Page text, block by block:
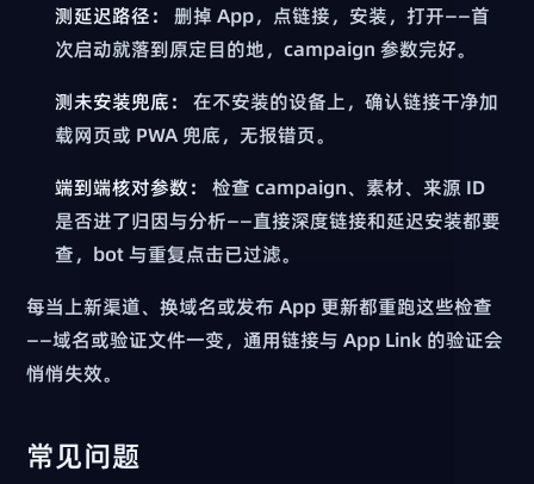
测延迟路径：
删掉 App，点链接，安装，打开——首
次启动就落到原定目的地，campaign 参数完好。
测未安装兜底：
在不安装的设备上，确认链接干净加
载网页或 PWA 兜底，无报错页。
端到端核对参数：
检查 campaign、素材、来源 ID
是否进了归因与分析——直接深度链接和延迟安装都要
查，bot 与重复点击已过滤。
每当上新渠道、换域名或发布 App 更新都重跑这些检查
——域名或验证文件一变，通用链接与 App Link 的验证会
悄悄失效。
常见问题